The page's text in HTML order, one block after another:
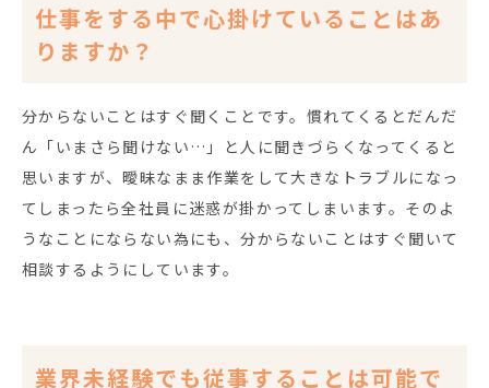
仕事をする中で心掛けていることはあ
りますか？
分からないことはすぐ聞くことです。慣れてくるとだんだ
ん「いまさら聞けない…」と人に聞きづらくなってくると
思いますが、曖昧なまま作業をして大きなトラブルになっ
てしまったら全社員に迷惑が掛かってしまいます。そのよ
うなことにならない為にも、分からないことはすぐ聞いて
相談するようにしています。
業界未経験でも従事することは可能で